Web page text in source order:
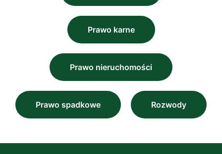
Prawo karne
Prawo nieruchomości
Prawo spadkowe Rozwody